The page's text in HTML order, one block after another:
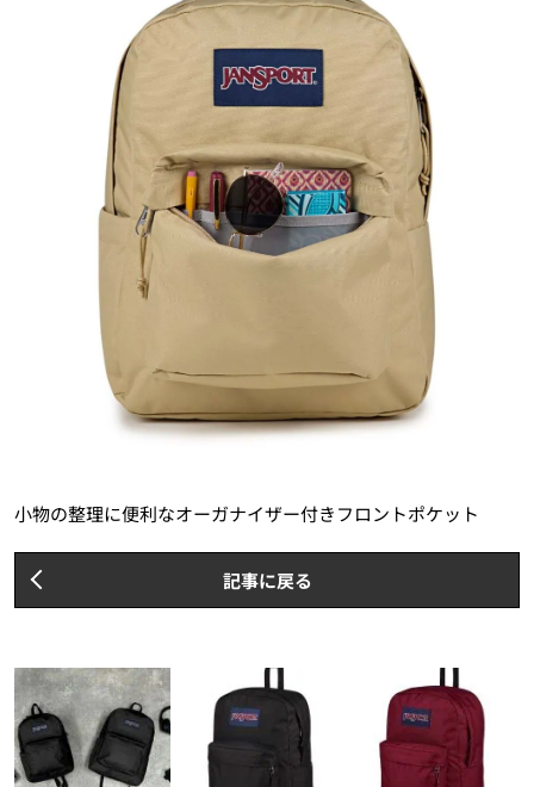
小物の整理に便利なオーガナイザー付きフロントポケット
記事に戻る